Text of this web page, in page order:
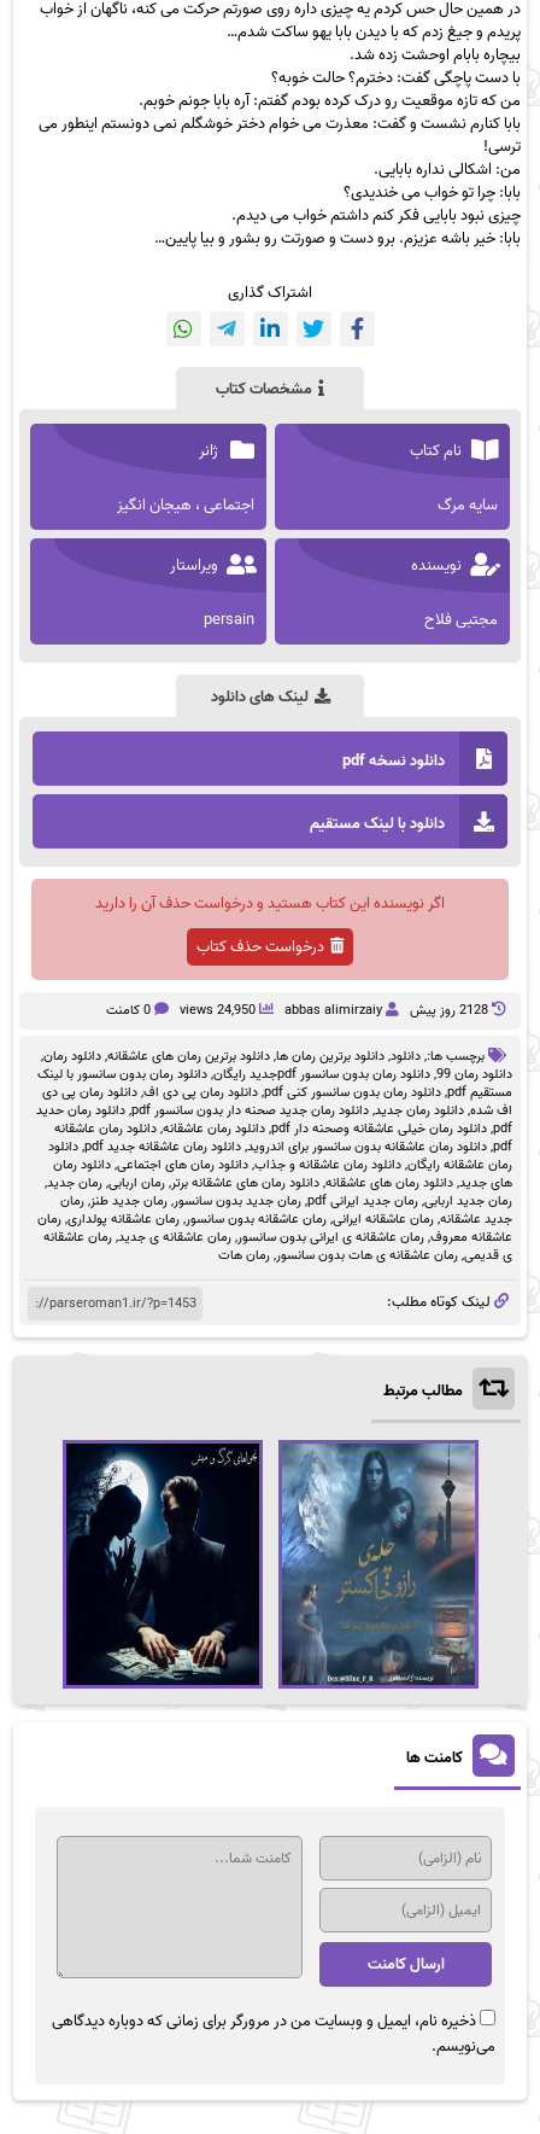
در همین حال حس کردم یه چیزی داره روی صورتم حرکت می کنه، ناگهان از خواب
پریدم و جیغ زدم که با دیدن بابا یهو ساکت شدم…
بیچاره بابام اوحشت زده شد.
با دست پاچگی گفت: دخترم؟ حالت خوبه؟
من که تازه موقعیت رو درک کرده بودم گفتم: آره بابا جونم خوبم.
بابا کنارم نشست و گفت: معذرت می خوام دختر خوشگلم نمی دونستم اینطور می
ترسی!
من: اشکالی نداره بابایی.
بابا: چرا تو خواب می خندیدی؟
چیزی نبود بابایی فکر کنم داشتم خواب می دیدم.
بابا: خیر باشه عزیزم. برو دست و صورتت رو بشور و بیا پایین…
اشتراک گذاری
مشخصات کتاب
نام کتاب
سایه مرگ
ژانر
اجتماعی ، هیجان انگیز
نویسنده
مجتبی فلاح
ویراستار
persain
لینک های دانلود
دانلود نسخه pdf
دانلود با لینک مستقیم
اگر نویسنده این کتاب هستید و درخواست حذف آن را دارید
درخواست حذف کتاب
2128 روز پيش abbas alimirzaiy
24,950 views 0 کامنت
برچسب ها:,دانلود,دانلود برترین رمان ها,دانلود برترین رمان های عاشقانه,دانلود رمان,
دانلود رمان 99
,دانلود رمان بدون سانسور pdfجدید رایگان ,دانلود رمان بدون سانسور با لینک
مستقیم pdf
,دانلود رمان بدون سانسور کنی pdf ,دانلود رمان پی دی اف,دانلود رمان پی دی
اف شده,دانلود رمان جدید,دانلود رمان جدید صحنه دار بدون سانسور pdf ,دانلود رمان حدید
pdf
,دانلود رمان خیلی عاشقانه وصحنه دار pdf ,دانلود رمان عاشقانه,دانلود رمان عاشقانه
pdf
,دانلود رمان عاشقانه بدون سانسور برای اندروید,دانلود رمان عاشقانه جدید pdf ,دانلود
رمان عاشقانه رایگان,دانلود رمان عاشقانه و جذاب,دانلود رمان های اجتماعی,دانلود رمان
های جدید,دانلود رمان های عاشقانه,دانلود رمان های عاشقانه برتر,رمان اربابی,رمان جدید,
رمان جدید اربابی,رمان جدید ایرانی pdf ,رمان جدید بدون سانسور,رمان جدید طنز,رمان
جدید عاشقانه,رمان عاشقانه ایرانی,رمان عاشقانه بدون سانسور,رمان عاشقانه پولداری,رمان
عاشقانه معروف,رمان عاشقانه ی ایرانی بدون سانسور,رمان عاشقانه ی جدید,رمان عاشقانه
ی قدیمی,رمان عاشقانه ی هات بدون سانسور,رمان هات
لینک کوتاه مطلب:
مطالب مرتبط
کامنت ها
ذخیره نام، ایمیل و وبسایت من در مرورگر برای زمانی که دوباره دیدگاهی
می‌نویسم.